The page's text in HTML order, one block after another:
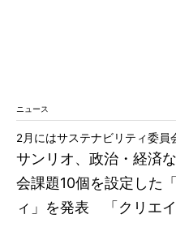
ニュース
サンリオ、政治・経済
会課題10個を設定した
ィ」を発表 「クリエ
2月にはサステナビリティ委員